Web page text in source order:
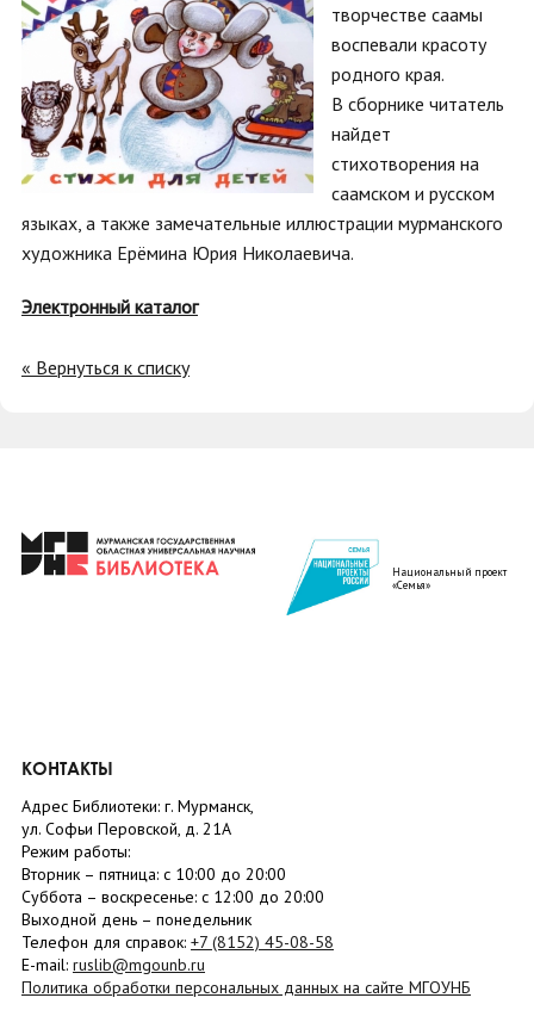
творчестве саамы
воспевали красоту
родного края.
В сборнике читатель
найдет
стихотворения на
саамском и русском
языках, а также замечательные иллюстрации мурманского
художника Ерёмина Юрия Николаевича.
Электронный каталог
« Вернуться к списку
Национальный проект
«Семья»
КОНТАКТЫ
Адрес Библиотеки: г. Мурманск,
ул. Софьи Перовской, д. 21А
Режим работы:
Вторник – пятница: с 10:00 до 20:00
Суббота – воскресенье: c 12:00 до 20:00
Выходной день – понедельник
Телефон для справок: +7 (8152) 45-08-58
E-mail: ruslib@mgounb.ru
Политика обработки персональных данных на сайте МГОУНБ